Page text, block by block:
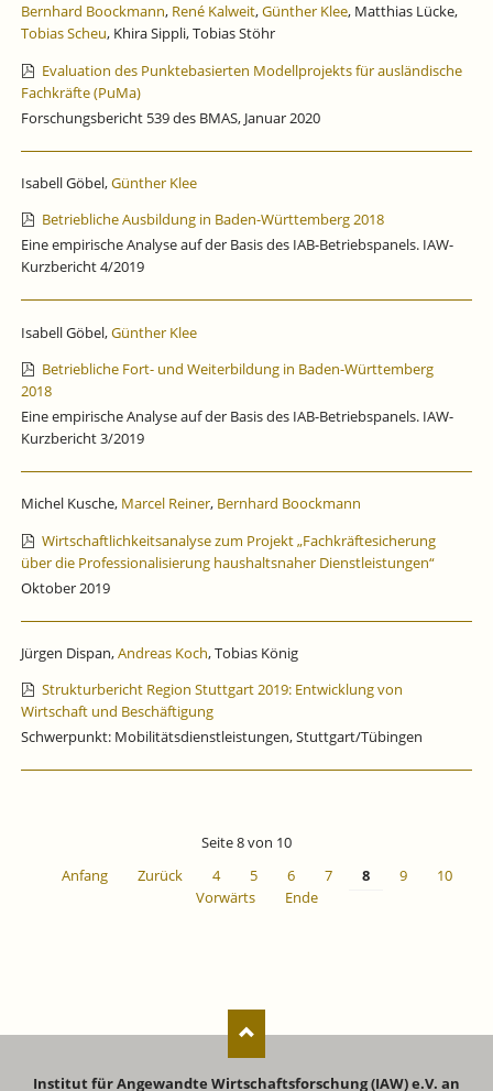
Bernhard Boockmann, René Kalweit,Günther Klee, Matthias Lücke,
Tobias Scheu, Khira Sippli, Tobias Stöhr
Evaluation des Punktebasierten Modellprojekts für ausländische
Fachkräfte (PuMa)
Forschungsbericht 539 des BMAS, Januar 2020
Isabell Göbel,Günther Klee
Betriebliche Ausbildung in Baden-Württemberg 2018
Eine empirische Analyse auf der Basis des IAB-Betriebspanels. IAW-
Kurzbericht 4/2019
Isabell Göbel,Günther Klee
Betriebliche Fort- und Weiterbildung in Baden-Württemberg
2018
Eine empirische Analyse auf der Basis des IAB-Betriebspanels. IAW-
Kurzbericht 3/2019
Michel Kusche, Marcel Reiner, Bernhard Boockmann
Wirtschaftlichkeitsanalyse zum Projekt „Fachkräftesicherung
über die Professionalisierung haushaltsnaher Dienstleistungen“
Oktober 2019
Jürgen Dispan,Andreas Koch, Tobias König
Strukturbericht Region Stuttgart 2019: Entwicklung von
Wirtschaft und Beschäftigung
Schwerpunkt: Mobilitätsdienstleistungen, Stuttgart/Tübingen
Seite 8 von 10
Anfang
Zurück 4 5 6 7 8 9
10
Vorwärts
Ende
Institut für Angewandte Wirtschaftsforschung (IAW) e.V. an